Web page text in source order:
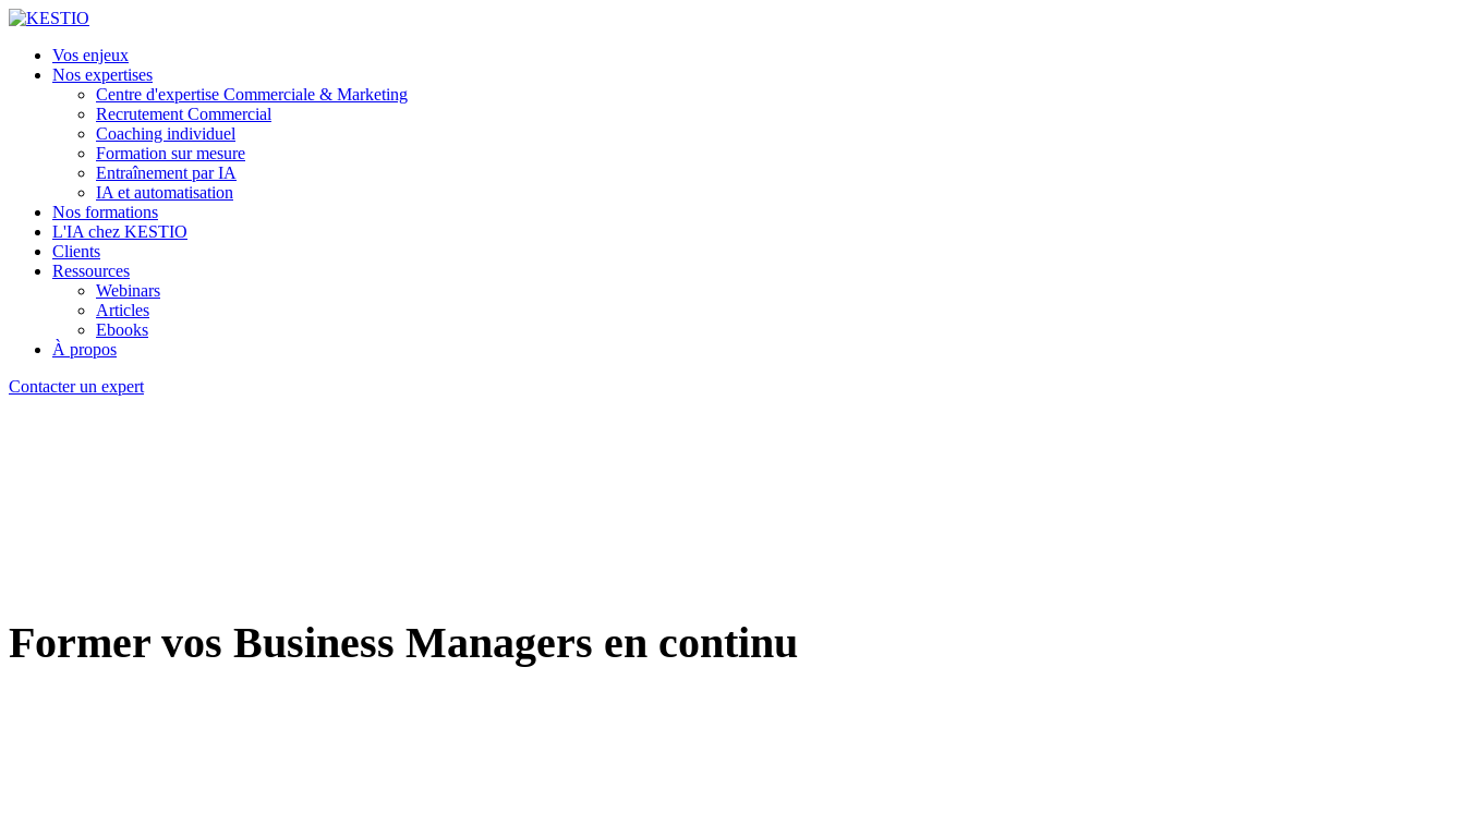
Vos enjeux
Nos expertises
Centre d'expertise Commerciale & Marketing
Recrutement Commercial
Coaching individuel
Formation sur mesure
Entraînement par IA
IA et automatisation
Nos formations
L'IA chez KESTIO
Clients
Ressources
Webinars
Articles
Ebooks
À propos
Contacter un expert
Former vos Business Managers en continu